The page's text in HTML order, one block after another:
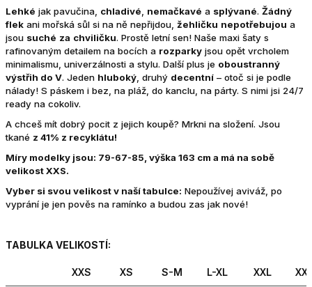
Lehké jak pavučina, chladivé nemačkavé a splývané. Žádný
flek ani mořská sůl si na ně nepřijdou, žehličku nepotřebujou a
jsou suché za chviličku. Prostě letní sen! Naše maxi šaty s
rafinovaným detailem na bocích a rozparky jsou opět vrcholem
minimalismu, univerzálnosti a stylu. Další plus je oboustranný
výstřih do V. Jeden hluboký , druhý decentní – otoč si je podle
nálady! S páskem i bez, na pláž, do kanclu, na párty. S nimi jsi 24/7
ready na cokoliv.
A chceš mít dobrý pocit z jejich koupě? Mrkni na složení. Jsou
tkané z 41% z recyklátu!
Míry modelky jsou: 79-67-85, výška 163 cm a má na sobě
velikost XXS.
Vyber si svou velikost v naší tabulce: Nepoužívej aviváž, po
vyprání je jen pověs na ramínko a budou zas jak nové!
TABULKA VELIKOSTÍ:
XXS XS S-M L-XL XXL